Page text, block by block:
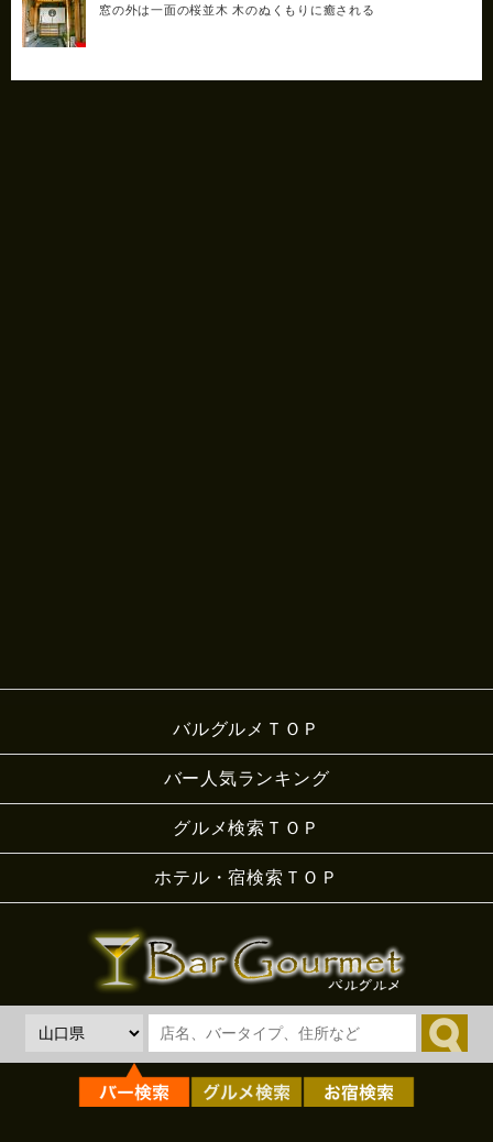
窓の外は一面の桜並木 木のぬくもりに癒される
バルグルメＴＯＰ
バー人気ランキング
グルメ検索ＴＯＰ
ホテル・宿検索ＴＯＰ